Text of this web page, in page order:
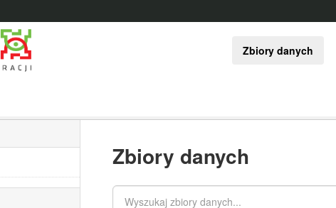
Zbiory danych
Zbiory danych